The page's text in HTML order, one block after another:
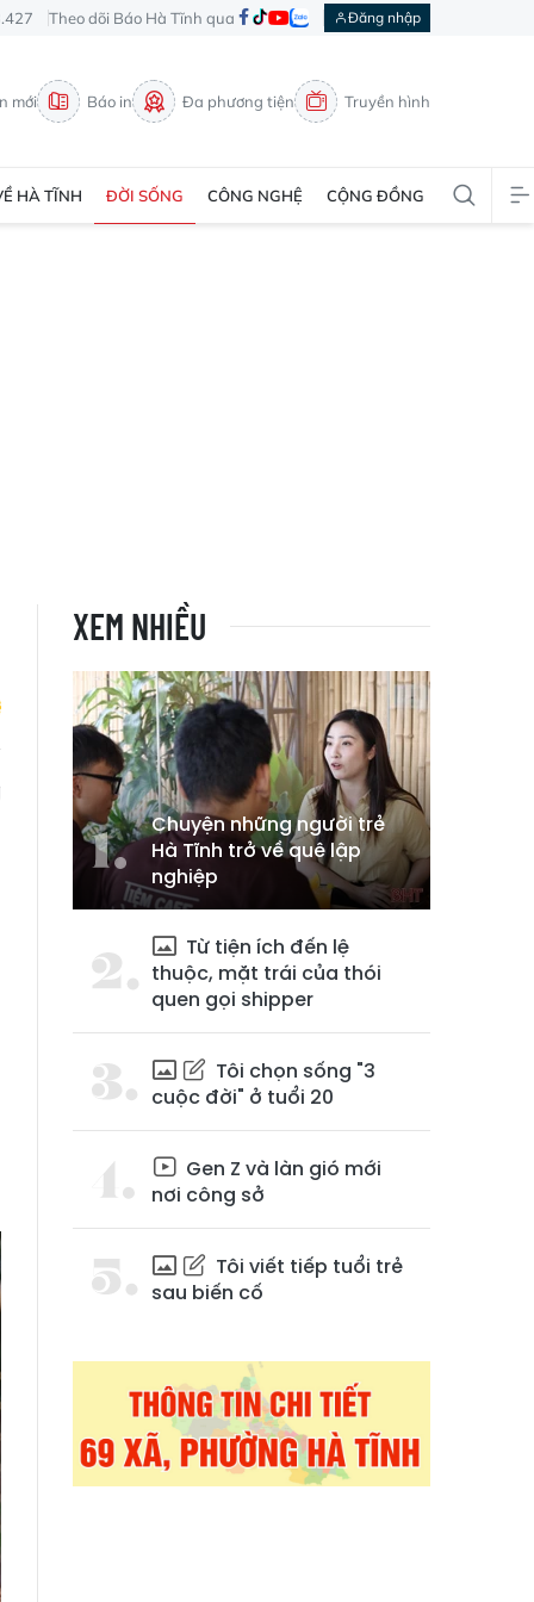
Theo dõi Báo Hà Tĩnh qua Đăng nhập
mới Báo in Đa phương tiện Truyền hình
HÀ TĨNH ĐỜI SỐNG CÔNG NGHỆ CỘNG ĐỒNG
XEM NHIỀU
Chuyện những người trẻ
Hà Tĩnh trở về quê lập
nghiệp
Từ tiện ích đến lệ
thuộc, mặt trái của thói
quen gọi shipper
Tôi chọn sống "3
cuộc đời" ở tuổi 20
Gen Z và làn gió mới
nơi công sở
Tôi viết tiếp tuổi trẻ
sau biến cố